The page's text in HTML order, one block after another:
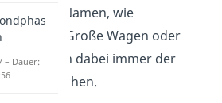
. Die Namen, wie
der Große Wagen oder
dabei immer der
der Menschen.
– Dauer: